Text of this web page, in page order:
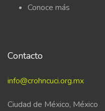
Conoce más
Contacto
info@crohncuci.org.mx
Ciudad de México, México